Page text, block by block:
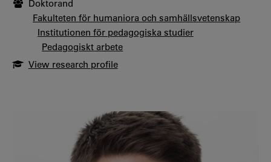
Doktorand
Fakulteten för humaniora och samhällsvetenskap
Institutionen för pedagogiska studier
Pedagogiskt arbete
View research profile